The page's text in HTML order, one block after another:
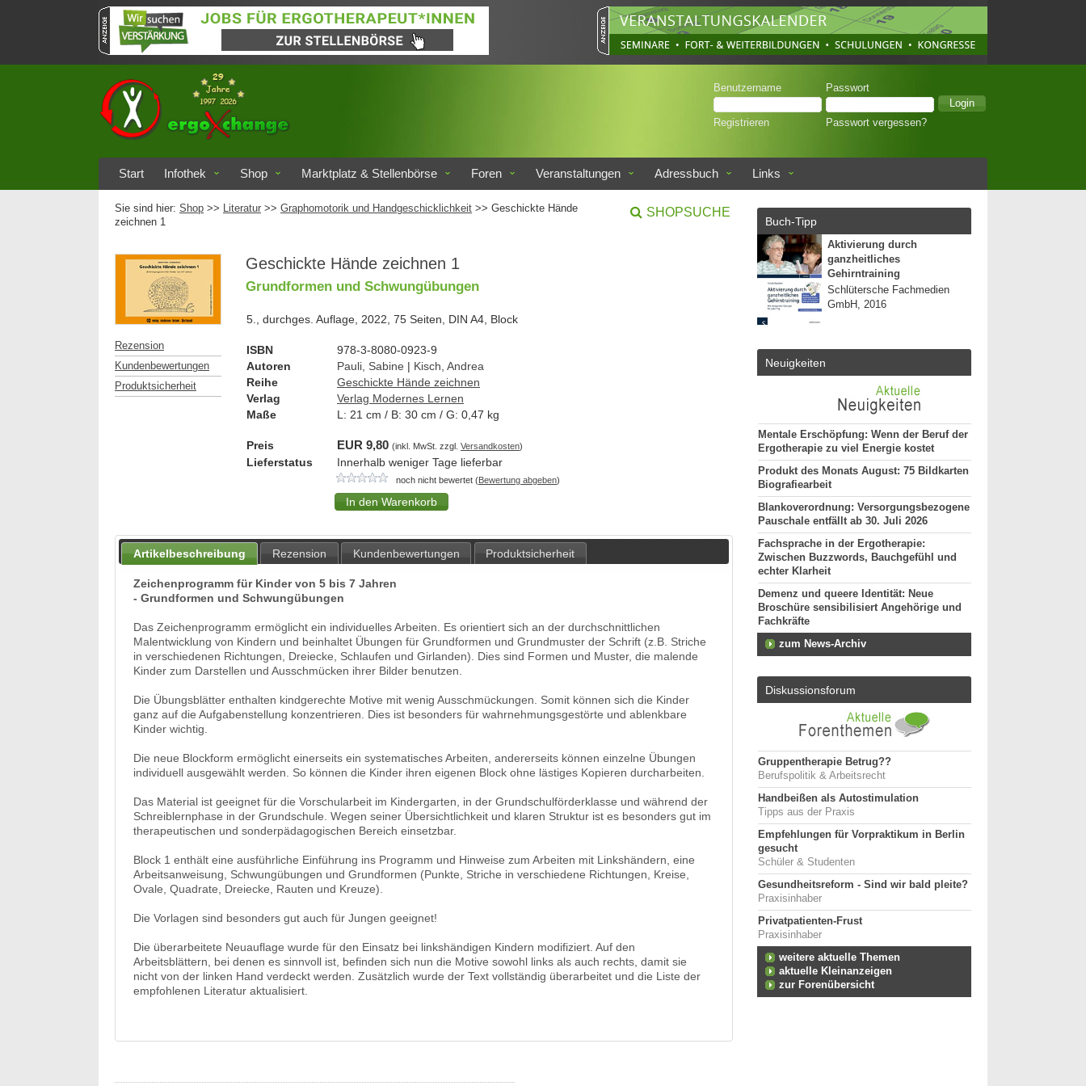
Benutzername Passwort
Registrieren Passwort vergessen?
Start Infothek Shop Marktplatz & Stellenbörse Foren Veranstaltungen Adressbuch Links
Sie sind hier: Shop >> Literatur >> Graphomotorik und Handgeschicklichkeit >> Geschickte Hände
zeichnen 1
SHOPSUCHE
Rezension
Kundenbewertungen
Produktsicherheit
Geschickte Hände zeichnen 1
Grundformen und Schwungübungen
5., durchges. Auflage, 2022, 75 Seiten, DIN A4, Block
ISBN
978-3-8080-0923-9
Autoren
Pauli, Sabine | Kisch, Andrea
Reihe
Geschickte Hände zeichnen
Verlag
Verlag Modernes Lernen
Maße
L: 21 cm / B: 30 cm / G: 0,47 kg
Preis EUR 9,80 (inkl. MwSt. zzgl. Versandkosten)
Lieferstatus Innerhalb weniger Tage lieferbar
noch nicht bewertet (Bewertung abgeben)
Artikelbeschreibung Rezension Kundenbewertungen Produktsicherheit
Zeichenprogramm für Kinder von 5 bis 7 Jahren
- Grundformen und Schwungübungen
Das Zeichenprogramm ermöglicht ein individuelles Arbeiten. Es orientiert sich an der durchschnittlichen
Malentwicklung von Kindern und beinhaltet Übungen für Grundformen und Grundmuster der Schrift (z.B. Striche
in verschiedenen Richtungen, Dreiecke, Schlaufen und Girlanden). Dies sind Formen und Muster, die malende
Kinder zum Darstellen und Ausschmücken ihrer Bilder benutzen.
Die Übungsblätter enthalten kindgerechte Motive mit wenig Ausschmückungen. Somit können sich die Kinder
ganz auf die Aufgabenstellung konzentrieren. Dies ist besonders für wahrnehmungsgestörte und ablenkbare
Kinder wichtig.
Die neue Blockform ermöglicht einerseits ein systematisches Arbeiten, andererseits können einzelne Übungen
individuell ausgewählt werden. So können die Kinder ihren eigenen Block ohne lästiges Kopieren durcharbeiten.
Das Material ist geeignet für die Vorschularbeit im Kindergarten, in der Grundschulförderklasse und während der
Schreiblernphase in der Grundschule. Wegen seiner Übersichtlichkeit und klaren Struktur ist es besonders gut im
therapeutischen und sonderpädagogischen Bereich einsetzbar.
Block 1 enthält eine ausführliche Einführung ins Programm und Hinweise zum Arbeiten mit Linkshändern, eine
Arbeitsanweisung, Schwungübungen und Grundformen (Punkte, Striche in verschiedene Richtungen, Kreise,
Ovale, Quadrate, Dreiecke, Rauten und Kreuze).
Die Vorlagen sind besonders gut auch für Jungen geeignet!
Die überarbeitete Neuauflage wurde für den Einsatz bei linkshändigen Kindern modifiziert. Auf den
Arbeitsblättern, bei denen es sinnvoll ist, befinden sich nun die Motive sowohl links als auch rechts, damit sie
nicht von der linken Hand verdeckt werden. Zusätzlich wurde der Text vollständig überarbeitet und die Liste der
empfohlenen Literatur aktualisiert.
Buch-Tipp
Aktivierung durch
ganzheitliches
Gehirntraining
Schlütersche Fachmedien
GmbH, 2016
Neuigkeiten
Mentale Erschöpfung: Wenn der Beruf der
Ergotherapie zu viel Energie kostet
Produkt des Monats August: 75 Bildkarten
Biografiearbeit
Blankoverordnung: Versorgungsbezogene
Pauschale entfällt ab 30. Juli 2026
Fachsprache in der Ergotherapie:
Zwischen Buzzwords, Bauchgefühl und
echter Klarheit
Demenz und queere Identität: Neue
Broschüre sensibilisiert Angehörige und
Fachkräfte
zum News-Archiv
Diskussionsforum
Gruppentherapie Betrug??
Berufspolitik & Arbeitsrecht
Handbeißen als Autostimulation
Tipps aus der Praxis
Empfehlungen für Vorpraktikum in Berlin
gesucht
Schüler & Studenten
Gesundheitsreform - Sind wir bald pleite?
Praxisinhaber
Privatpatienten-Frust
Praxisinhaber
weitere aktuelle Themen
aktuelle Kleinanzeigen
zur Forenübersicht